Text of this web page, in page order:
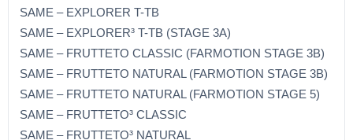
SAME – EXPLORER T-TB
SAME – EXPLORER³ T-TB (STAGE 3A)
SAME – FRUTTETO CLASSIC (FARMOTION STAGE 3B)
SAME – FRUTTETO NATURAL (FARMOTION STAGE 3B)
SAME – FRUTTETO NATURAL (FARMOTION STAGE 5)
SAME – FRUTTETO³ CLASSIC
SAME – FRUTTETO³ NATURAL